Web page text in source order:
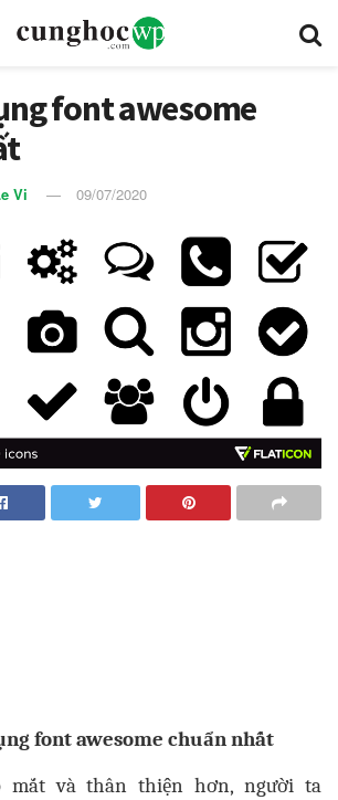
font awesome
Vi 09/07/2020
font awesome chuẩn nhất
mắt và thân thiện hơn, người ta